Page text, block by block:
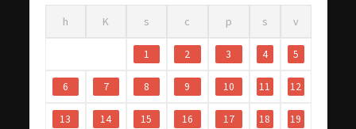
h K s c p s v
1 2 3 4 5
6 7 8 9 10 11 12
13 14 15 16 17 18 19